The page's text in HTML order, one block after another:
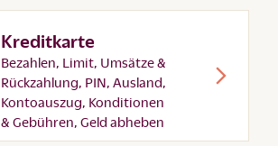
Kreditkarte
Bezahlen, Limit, Umsätze &
Rückzahlung, PIN, Ausland,
Kontoauszug, Konditionen
& Gebühren, Geld abheben